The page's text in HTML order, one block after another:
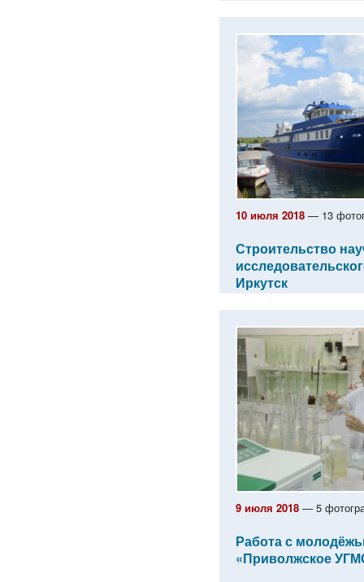
10 июля 2018 — 13
Строительство
Иркутск
9 июля 2018 — 5
Работа с
«Приволжское